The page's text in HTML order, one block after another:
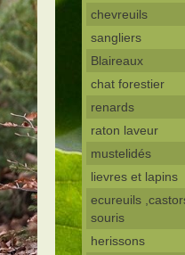
chevreuils
sangliers
Blaireaux
chat forestier
renards
raton laveur
mustelidés
lievres et lapins
ecureuils
souris
herissons